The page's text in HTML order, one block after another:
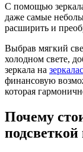
С помощью
даже самые
расширить и
Выбрав мягкий
холодном свете,
зеркала на
финансовую
которая
Почему